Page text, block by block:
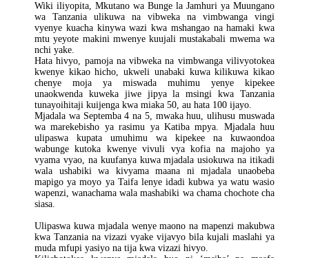
Wiki iliyopita, Mkutano wa Bunge la Jamhuri ya Muungano
wa Tanzania ulikuwa na vibweka na vimbwanga vingi
vyenye kuacha kinywa wazi kwa mshangao na hamaki kwa
mtu yeyote makini mwenye kuujali mustakabali mwema wa
nchi yake.
Hata hivyo, pamoja na vibweka na vimbwanga vilivyotokea
kwenye kikao hicho, ukweli unabaki kuwa kilikuwa kikao
chenye moja ya miswada muhimu yenye kipekee
unaokwenda kuweka jiwe jipya la msingi kwa Tanzania
tunayoihitaji kuijenga kwa miaka 50, au hata 100 ijayo.
Mjadala wa Septemba 4 na 5, mwaka huu, ulihusu muswada
wa marekebisho ya rasimu ya Katiba mpya. Mjadala huu
ulipaswa kupata umuhimu wa kipekee na kuwaondoa
wabunge kutoka kwenye vivuli vya kofia na majoho ya
vyama vyao, na kuufanya kuwa mjadala usiokuwa na itikadi
wala ushabiki wa kivyama maana ni mjadala unaobeba
mapigo ya moyo ya Taifa lenye idadi kubwa ya watu wasio
wapenzi, wanachama wala mashabiki wa chama chochote cha
siasa.
Ulipaswa kuwa mjadala wenye maono na mapenzi makubwa
kwa Tanzania na vizazi vyake vijavyo bila kujali maslahi ya
muda mfupi yasiyo na tija kwa vizazi hivyo.